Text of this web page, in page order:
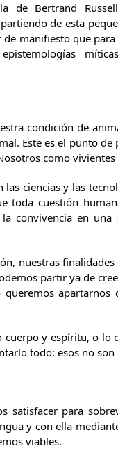
de Bertrand
de esta
manifiesto que para
condición de
Este es el punto
como
ciencias y las
toda cuestión
convivencia en una
nuestras
partir ya de
apartarnos
y espíritu, o lo
todo: esos no son
satisfacer para
y con ella
viables.